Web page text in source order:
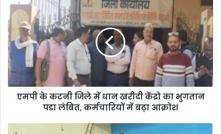
E
m
a
l
a
d
एमपी के कटनी जिले में धान खरीदी केंद्रो का भुगतान
पडा लंबित, कर्मचारियों में बढ़ा आक्रोश